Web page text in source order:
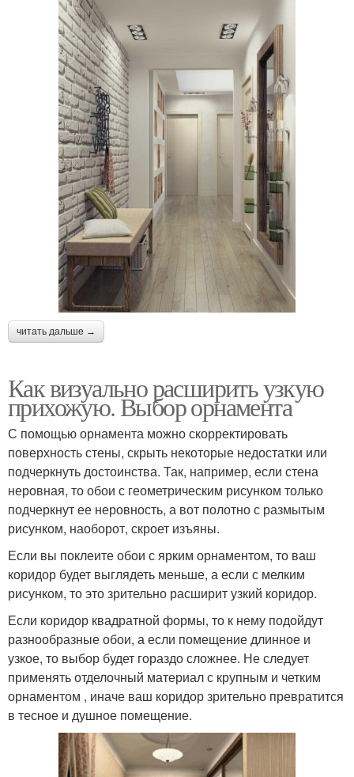
читать дальше →
Как визуально расширить узкую
прихожую. Выбор орнамента
С помощью орнамента можно скорректировать
поверхность стены, скрыть некоторые недостатки или
подчеркнуть достоинства. Так, например, если стена
неровная, то обои с геометрическим рисунком только
подчеркнут ее неровность, а вот полотно с размытым
рисунком, наоборот, скроет изъяны.
Если вы поклеите обои с ярким орнаментом, то ваш
коридор будет выглядеть меньше, а если с мелким
рисунком, то это зрительно расширит узкий коридор.
Если коридор квадратной формы, то к нему подойдут
разнообразные обои, а если помещение длинное и
узкое, то выбор будет гораздо сложнее. Не следует
применять отделочный материал с крупным и четким
орнаментом , иначе ваш коридор зрительно превратится
в тесное и душное помещение.